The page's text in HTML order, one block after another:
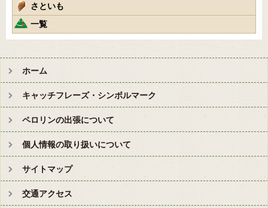
さといも
一覧
ホーム
キャッチフレーズ・シンボルマーク
ペロリンの出張について
個人情報の取り扱いについて
サイトマップ
交通アクセス